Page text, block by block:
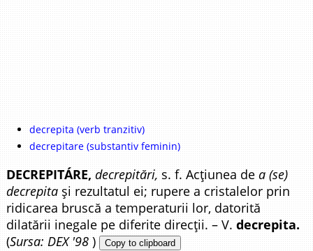
decrepita (verb tranzitiv)
decrepitare (substantiv feminin)
DECREPITÁRE, decrepitări, s. f. Acțiunea dea (se)
decrepita și rezultatul ei; rupere a cristalelor prin
ridicarea bruscă a temperaturii lor, datorită
dilatării inegale pe diferite direcții. – V.decrepita.
(Sursa: DEX '98 ) Copy to clipboard